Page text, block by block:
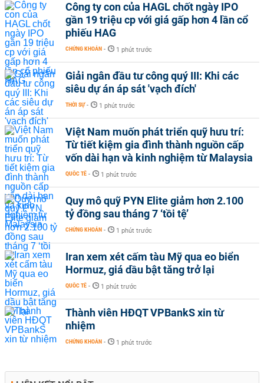
Công ty con của HAGL chốt ngày IPO
gần 19 triệu cp với giá gấp hơn 4 lần cổ
phiếu HAG
CHỨNG KHOÁN - 1 phút trước
Giải ngân đầu tư công quý III: Khi các
siêu dự án áp sát 'vạch đích'
THỜI SỰ - 1 phút trước
Việt Nam muốn phát triển quỹ hưu trí:
Từ tiết kiệm gia đình thành nguồn cấp
vốn dài hạn và kinh nghiệm từ Malaysia
QUỐC TẾ - 1 phút trước
Quy mô quỹ PYN Elite giảm hơn 2.100
tỷ đồng sau tháng 7 ‘tồi tệ’
CHỨNG KHOÁN - 1 phút trước
Iran xem xét cấm tàu Mỹ qua eo biển
Hormuz, giá dầu bật tăng trở lại
QUỐC TẾ - 1 phút trước
Thành viên HĐQT VPBankS xin từ
nhiệm
CHỨNG KHOÁN - 1 phút trước